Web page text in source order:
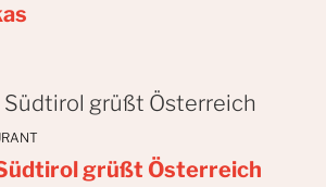
grüßt Österreich